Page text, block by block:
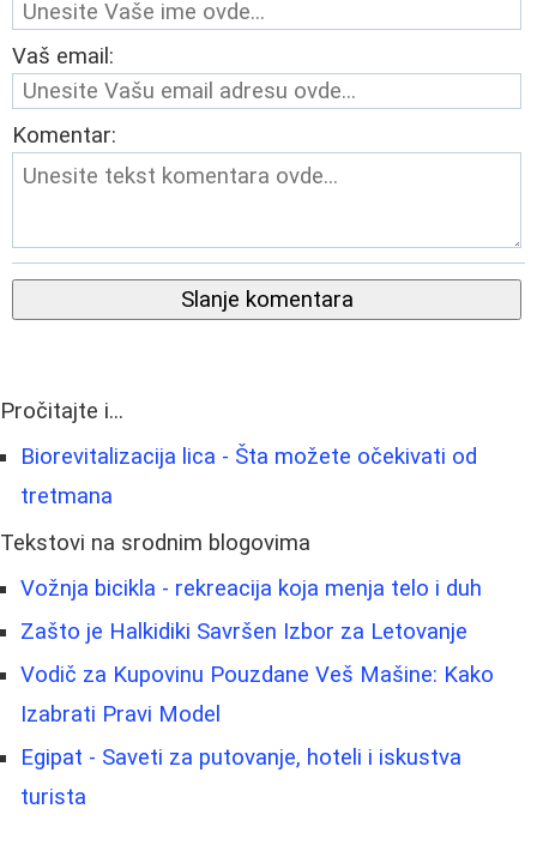
Vaš email:
Komentar:
Slanje komentara
Pročitajte i...
Biorevitalizacija lica - Šta možete očekivati od
tretmana
Tekstovi na srodnim blogovima
Vožnja bicikla - rekreacija koja menja telo i duh
Zašto je Halkidiki Savršen Izbor za Letovanje
Vodič za Kupovinu Pouzdane Veš Mašine: Kako
Izabrati Pravi Model
Egipat - Saveti za putovanje, hoteli i iskustva
turista